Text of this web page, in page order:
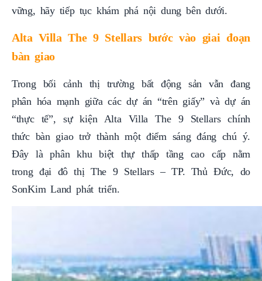
vững, hãy tiếp tục khám phá nội dung bên dưới.
Alta Villa The 9 Stellars bước vào giai đoạn
bàn giao
Trong bối cảnh thị trường bất động sản vẫn đang
phân hóa mạnh giữa các dự án “trên giấy” và dự án
“thực tế”, sự kiện Alta Villa The 9 Stellars chính
thức bàn giao trở thành một điểm sáng đáng chú ý.
Đây là phân khu biệt thự thấp tầng cao cấp nằm
trong đại đô thị The 9 Stellars – TP. Thủ Đức, do
SonKim Land phát triển.